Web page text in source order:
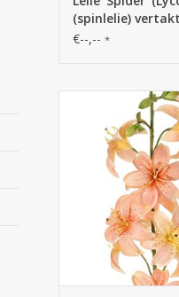
(spinlelie)
bloemen & 24
€--,-- *
130961RS - Lelie
bloemen (Ø 9 cm)
knoppen, 98